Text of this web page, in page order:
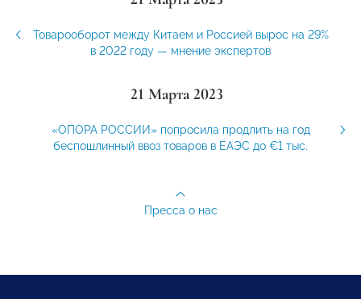
Товарооборот между Китаем и Россией вырос на 29%
в 2022 году — мнение экспертов
21 Марта 2023
«ОПОРА РОССИИ» попросила продлить на год
беспошлинный ввоз товаров в ЕАЭС до €1 тыс.
Пресса о нас